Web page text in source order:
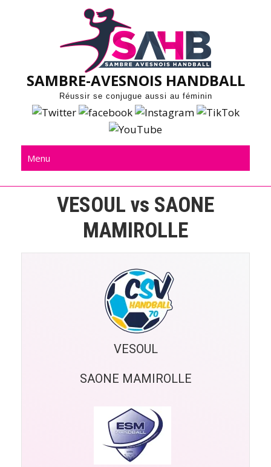
SAMBRE-AVESNOIS HANDBALL
Réussir se conjugue aussi au féminin
Menu
VESOUL vs SAONE
MAMIROLLE
VESOUL
SAONE MAMIROLLE